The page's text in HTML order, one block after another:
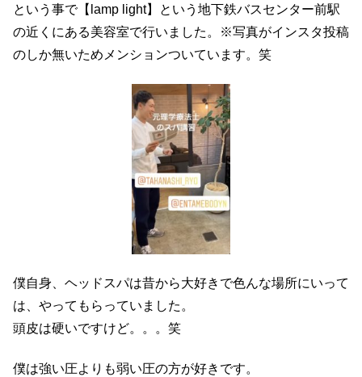
という事で【lamp light】という地下鉄バスセンター前駅
の近くにある美容室で行いました。※写真がインスタ投稿
のしか無いためメンションついています。笑
僕自身、ヘッドスパは昔から大好きで色んな場所にいって
は、やってもらっていました。
頭皮は硬いですけど。。。笑
僕は強い圧よりも弱い圧の方が好きです。